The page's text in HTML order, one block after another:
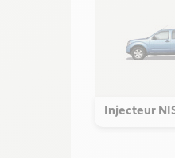
Injecteur